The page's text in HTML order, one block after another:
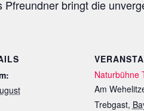
bringt die
Naturbühne
Am
Trebgast,